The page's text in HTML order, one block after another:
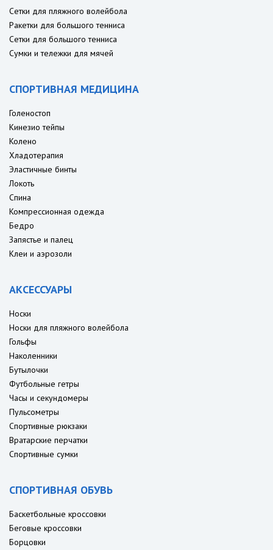
Сетки для пляжного волейбола
Ракетки для большого тенниса
Сетки для большого тенниса
Сумки и тележки для мячей
СПОРТИВНАЯ МЕДИЦИНА
Голеностоп
Кинезио тейпы
Колено
Хладотерапия
Эластичные бинты
Локоть
Спина
Компрессионная одежда
Бедро
Запястье и палец
Клеи и аэрозоли
АКСЕССУАРЫ
Носки
Носки для пляжного волейбола
Гольфы
Наколенники
Бутылочки
Футбольные гетры
Часы и секундомеры
Пульсометры
Спортивные рюкзаки
Вратарские перчатки
Спортивные сумки
СПОРТИВНАЯ ОБУВЬ
Баскетбольные кроссовки
Беговые кроссовки
Борцовки